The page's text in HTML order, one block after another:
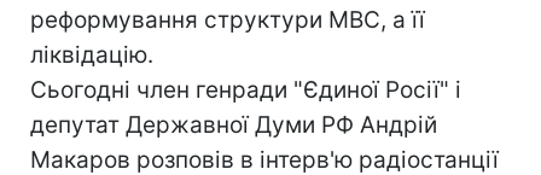
реформування структури МВС, а її
ліквідацію.
Сьогодні член генради "Єдиної Росії" і
депутат Державної Думи РФ Андрій
Макаров розповів в інтерв'ю радіостанції